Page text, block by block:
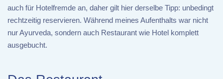
auch für Hotelfremde an, daher gilt hier derselbe Tipp: unbedingt
rechtzeitig reservieren. Während meines Aufenthalts war nicht
nur Ayurveda, sondern auch Restaurant wie Hotel komplett
ausgebucht.